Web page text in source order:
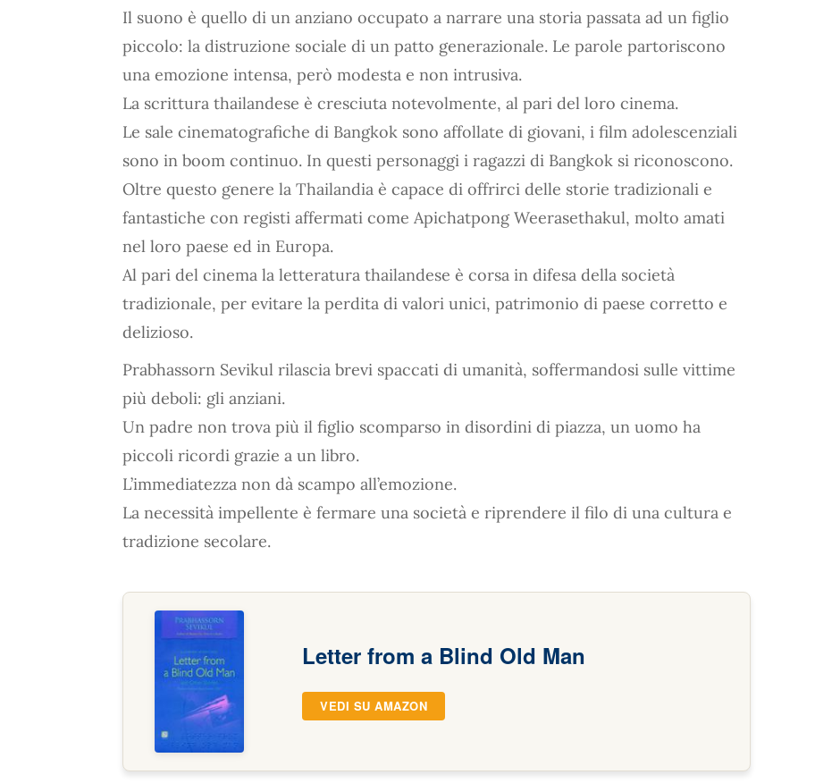
Il suono è quello di un anziano occupato a narrare una storia passata ad un figlio
piccolo: la distruzione sociale di un patto generazionale. Le parole partoriscono
una emozione intensa, però modesta e non intrusiva.
La scrittura thailandese è cresciuta notevolmente, al pari del loro cinema.
Le sale cinematografiche di Bangkok sono affollate di giovani, i film adolescenziali
sono in boom continuo. In questi personaggi i ragazzi di Bangkok si riconoscono.
Oltre questo genere la Thailandia è capace di offrirci delle storie tradizionali e
fantastiche con registi affermati come Apichatpong Weerasethakul, molto amati
nel loro paese ed in Europa.
Al pari del cinema la letteratura thailandese è corsa in difesa della società
tradizionale, per evitare la perdita di valori unici, patrimonio di paese corretto e
delizioso.
Prabhassorn Sevikul rilascia brevi spaccati di umanità, soffermandosi sulle vittime
più deboli: gli anziani.
Un padre non trova più il figlio scomparso in disordini di piazza, un uomo ha
piccoli ricordi grazie a un libro.
L’immediatezza non dà scampo all’emozione.
La necessità impellente è fermare una società e riprendere il filo di una cultura e
tradizione secolare.
Letter from a Blind Old Man
VEDI SU AMAZON